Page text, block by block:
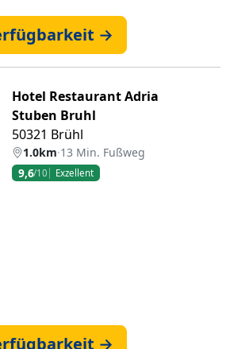
→
Hotel Restaurant Adria
Stuben Bruhl
50321 Brühl
1.0km·13 Min. Fußweg
9,6/10 Exzellent
→